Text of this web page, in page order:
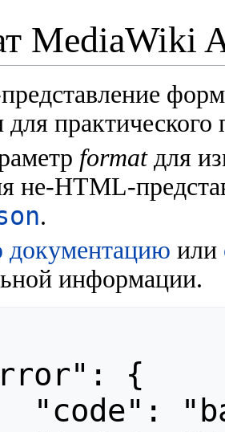
MediaWiki
для
formatдля
не-HTML-
.
или
информации.